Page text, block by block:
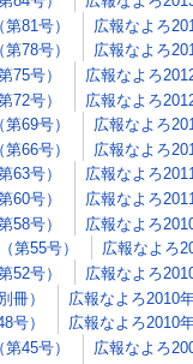
81号）
広報なよろ
78号）
広報なよろ
75号）
広報なよろ
72号）
広報なよろ
69号）
広報なよろ
66号）
広報なよろ
63号）
広報なよろ
60号）
広報なよろ
58号）
広報なよろ
第55号）
広報なよろ
52号）
広報なよろ
冊）
広報なよろ2010
号）
広報なよろ2010
45号）
広報なよろ